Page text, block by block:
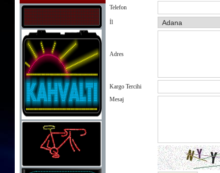
Telefon
İl
Adres
Kargo Tercihi
Mesaj